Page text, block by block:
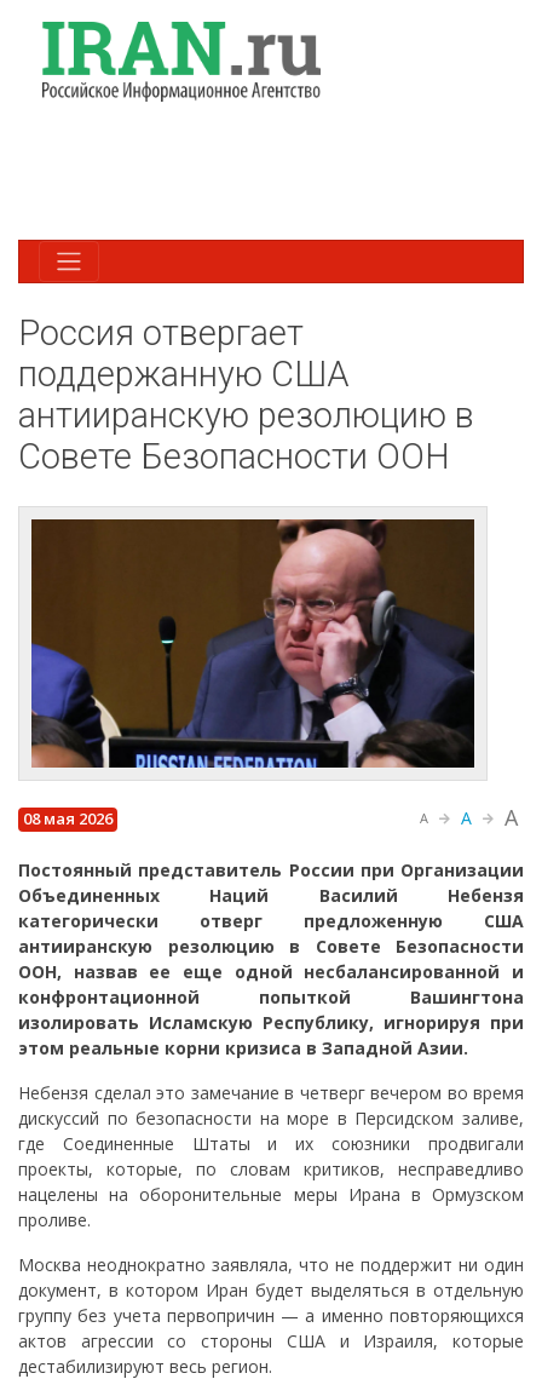
Россия отвергает
поддержанную США
антииранскую резолюцию в
Совете Безопасности ООН
08 мая 2026 A A A
Постоянный представитель России при Организации
Объединенных Наций Василий Небензя
категорически отверг предложенную США
антииранскую резолюцию в Совете Безопасности
ООН, назвав ее еще одной несбалансированной и
конфронтационной попыткой Вашингтона
изолировать Исламскую Республику, игнорируя при
этом реальные корни кризиса в Западной Азии.
Небензя сделал это замечание в четверг вечером во время
дискуссий по безопасности на море в Персидском заливе,
где Соединенные Штаты и их союзники продвигали
проекты, которые, по словам критиков, несправедливо
нацелены на оборонительные меры Ирана в Ормузском
проливе.
Москва неоднократно заявляла, что не поддержит ни один
документ, в котором Иран будет выделяться в отдельную
группу без учета первопричин — а именно повторяющихся
актов агрессии со стороны США и Израиля, которые
дестабилизируют весь регион.